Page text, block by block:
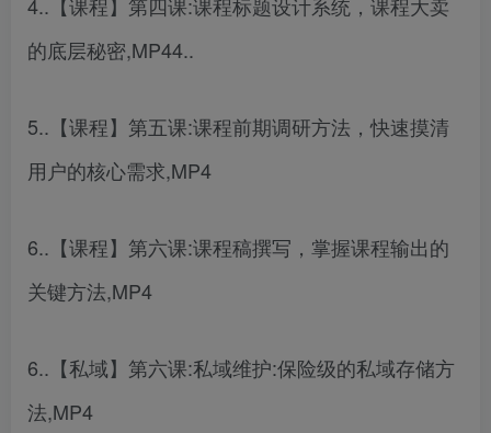
的底层秘密,MP44..
5..【课程】第五课:课程前期调研方法，快速摸清
用户的核心需求,MP4
6..【课程】第六课:课程稿撰写，掌握课程输出的
关键方法,MP4
6..【私域】第六课:私域维护:保险级的私域存储方
法,MP4